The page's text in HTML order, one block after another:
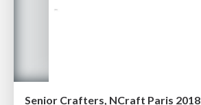
Senior Crafters, NCraft Paris 2018